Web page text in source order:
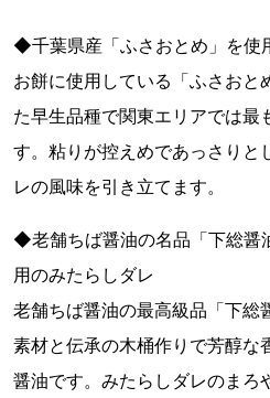
◆千葉県産「ふさおとめ」を使
お餅に使用している「ふさおと
た早生品種で関東エリアでは最
す。粘りが控えめであっさりと
レの風味を引き立てます。
◆老舗ちば醤油の名品「下総醤
用のみたらしダレ
老舗ちば醤油の最高級品「下総
素材と伝承の木桶作りで芳醇な
醤油です。みたらしダレのまろ